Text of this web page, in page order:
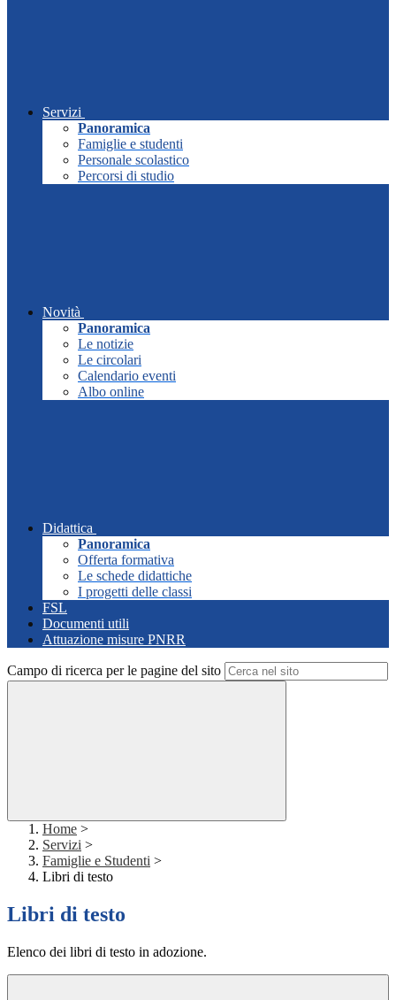
Servizi
Panoramica
Famiglie e studenti
Personale scolastico
Percorsi di studio
Novità
Panoramica
Le notizie
Le circolari
Calendario eventi
Albo online
Didattica
Panoramica
Offerta formativa
Le schede didattiche
I progetti delle classi
FSL
Documenti utili
Attuazione misure PNRR
Campo di ricerca per le pagine del sito
Home >
Servizi >
Famiglie e Studenti >
Libri di testo
Libri di testo
Elenco dei libri di testo in adozione.